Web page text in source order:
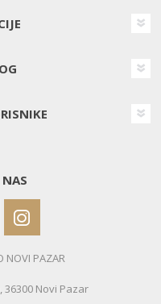
NOVI PAZAR
36300 Novi Pazar